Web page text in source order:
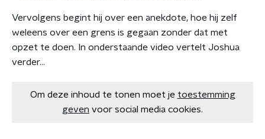
Vervolgens begint hij over een anekdote, hoe hij zelf
weleens over een grens is gegaan zonder dat met
opzet te doen. In onderstaande video vertelt Joshua
verder...
Om deze inhoud te tonen moet je toestemming
geven voor social media cookies.